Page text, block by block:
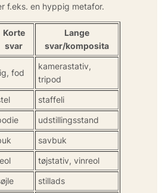
f.eks. en hyppig metafor.
Korte
svar
Lange
svar/komposita
fod
kamerastativ,
tripod
staffeli
udstillingsstand
savbuk
tøjstativ, vinreol
stillads